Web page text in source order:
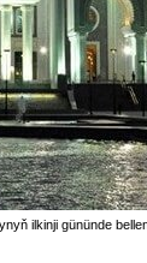
ilkinji gününde